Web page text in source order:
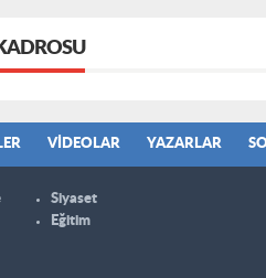
VIDEOLAR YAZARLAR
Siyaset
Eğitim